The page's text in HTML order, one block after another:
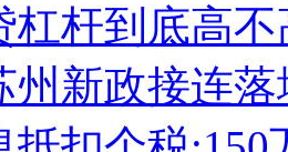
杠杆到底高
州新政接连